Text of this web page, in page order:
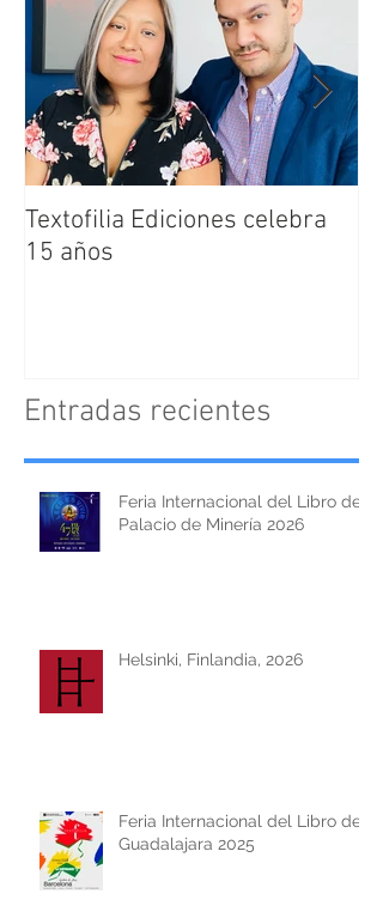
Textofilia Ediciones celebra
15 años
Entradas recientes
Feria Internacional del Libro del
Palacio de Minería 2026
Helsinki, Finlandia, 2026
Feria Internacional del Libro de
Guadalajara 2025